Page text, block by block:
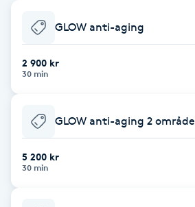
Babylights
Balayage
Barber
GLOW anti-aging
2 900 kr
30 min
GLOW anti-aging 2 område
5 200 kr
30 min